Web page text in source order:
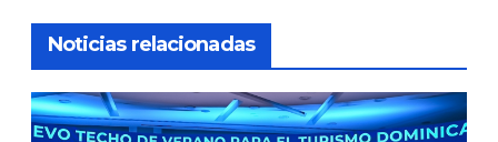
Noticias relacionadas